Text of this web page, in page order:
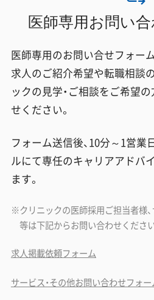
医師専用お問い
医師専用のお問い合せフォーム
求人のご紹介希望や転職相談
ックの見学・ご相談をご希望
せください。
フォーム送信後、10分～1営
ルにて専任のキャリアアドバ
ます。
クリニックの医師採用ご担当者様
等は下記からお問い合わせください
求人掲載依頼フォーム
サービス・その他お問い合わせフォー